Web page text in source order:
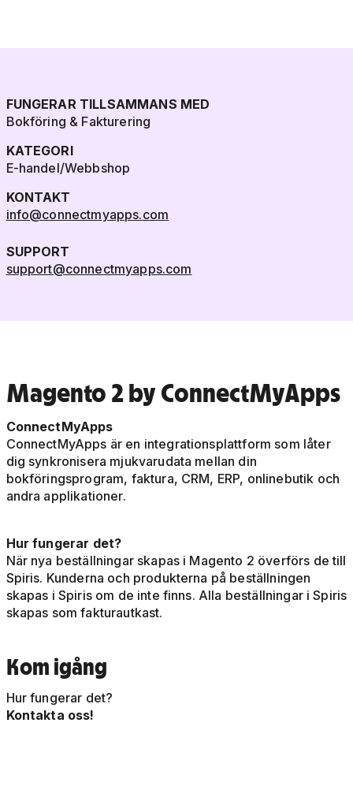
FUNGERAR TILLSAMMANS MED
Bokföring & Fakturering
KATEGORI
E-handel/Webbshop
KONTAKT
info@connectmyapps.com
SUPPORT
support@connectmyapps.com
Magento 2 by ConnectMyApps
ConnectMyApps
ConnectMyApps är en integrationsplattform som låter
dig synkronisera mjukvarudata mellan din
bokföringsprogram, faktura, CRM, ERP, onlinebutik och
andra applikationer.
Hur fungerar det?
När nya beställningar skapas i Magento 2 överförs de till
Spiris. Kunderna och produkterna på beställningen
skapas i Spiris om de inte finns. Alla beställningar i Spiris
skapas som fakturautkast.
Kom igång
Hur fungerar det?
Kontakta oss!